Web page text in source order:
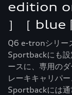
edition
］［ blue
Q6 e-tronシリー
Sportbackにも設
ースに、専用の
レーキキャリパ
Sportbackには通